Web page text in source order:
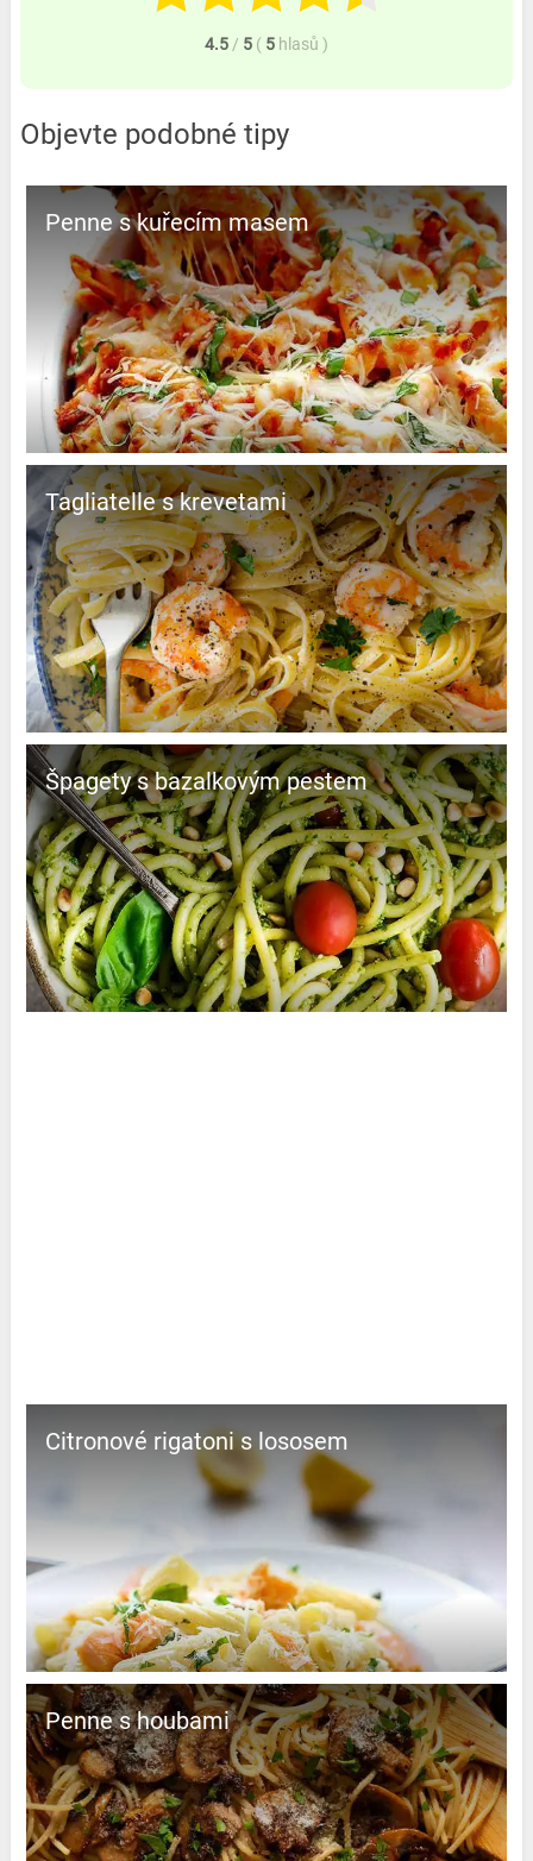
4.5 / 5 ( 5 hlasů )
Objevte podobné tipy
Penne s kuřecím masem
Tagliatelle s krevetami
Špagety s bazalkovým pestem
Citronové rigatoni s lososem
Penne s houbami